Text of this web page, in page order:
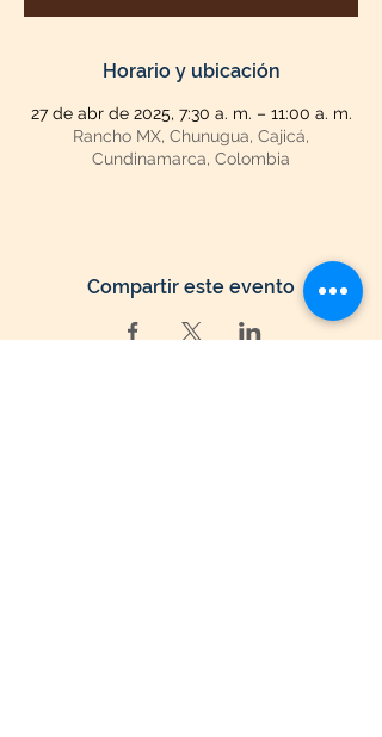
Horario y ubicación
27 de abr de 2025, 7:30 a. m. – 11:00 a. m.
Rancho MX, Chunugua, Cajicá,
Cundinamarca, Colombia
Compartir este evento